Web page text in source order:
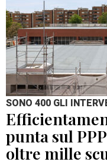
SONO 400 GLI
punta sul
oltre mille